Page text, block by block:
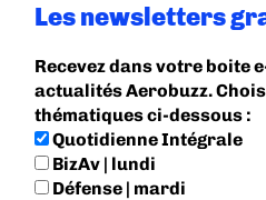
Les newsletters
Recevez dans votre boite
actualités Aerobuzz.
thématiques ci-dessous :
Quotidienne Intégrale
BizAv | lundi
Défense | mardi